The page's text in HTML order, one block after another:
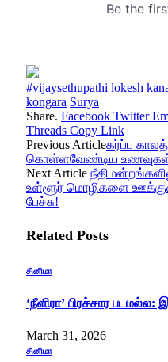
#vijaysethupathi lokesh
kongara Surya
Share. Facebook Twitter
Threads Copy Link
Previous Articleகர்ப்ப
கொள்ளவேண்டிய
Next Article
உள்ளூர் மொழிகளை
பேச்சு!
Related Posts
சினிமா
‘நீளிரா’ பிரச்சார
March 31, 2026
சினிமா